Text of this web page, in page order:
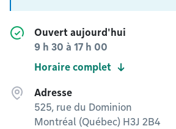
Ouvert aujourd'hui
9 h 30 à 17 h 00
Horaire complet
Adresse
525, rue du Dominion
Montréal (Québec) H3J 2B4